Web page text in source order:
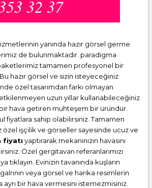
32 37
yanında hazır görsel germe
de bulunmaktadır. paradigma
tamamen profesyonel bir
hazır görsel ve sizin isteyeceğiniz
özel tasarımdan farkı olmayan
uzun yıllar kullanabileceğiniz
hava getiren muhteşem bir üründür.
fiyatlara sahip olabilirsiniz. Tamamen
özel işçilik ve görseller sayesinde ucuz ve
fiyatı yaptırarak mekanınızın havasını
Özel gergitavan referanlarımızı
tıklayın. Evinizin tavanında kuşların
veya görsel ve harika resimlerin
ayrı bir hava vermesini istemezmisiniz.